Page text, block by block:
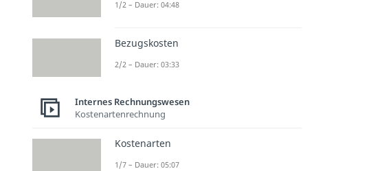
1/2 – Dauer: 04:48
Bezugskosten
2/2 – Dauer: 03:33
Internes Rechnungswesen
Kostenartenrechnung
Kostenarten
1/7 – Dauer: 05:07